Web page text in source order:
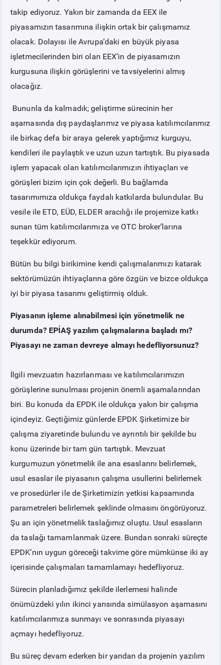
takip ediyoruz. Yakın bir zamanda da EEX ile
piyasamızın tasarımına ilişkin ortak bir çalışmamız
olacak. Dolayısı ile Avrupa’daki en büyük piyasa
işletmecilerinden biri olan EEX’in de piyasamızın
kurgusuna ilişkin görüşlerini ve tavsiyelerini almış
olacağız.
Bununla da kalmadık; geliştirme sürecinin her
aşamasında dış paydaşlarımız ve piyasa katılımcılarımız
ile birkaç defa bir araya gelerek yaptığımız kurguyu,
kendileri ile paylaştık ve uzun uzun tartıştık. Bu piyasada
işlem yapacak olan katılımcılarımızın ihtiyaçları ve
görüşleri bizim için çok değerli. Bu bağlamda
tasarımımıza oldukça faydalı katkılarda bulundular. Bu
vesile ile ETD, EÜD, ELDER aracılığı ile projemize katkı
sunan tüm katılımcılarımıza ve OTC broker’larına
teşekkür ediyorum.
Bütün bu bilgi birikimine kendi çalışmalarımızı katarak
sektörümüzün ihtiyaçlarına göre özgün ve bizce oldukça
iyi bir piyasa tasarımı geliştirmiş olduk.
Piyasanın işleme alınabilmesi için yönetmelik ne
durumda? EPİAŞ yazılım çalışmalarına başladı mı?
Piyasayı ne zaman devreye almayı hedefliyorsunuz?
İlgili mevzuatın hazırlanması ve katılımcılarımızın
görüşlerine sunulması projenin önemli aşamalarından
biri. Bu konuda da EPDK ile oldukça yakın bir çalışma
içindeyiz. Geçtiğimiz günlerde EPDK Şirketimize bir
çalışma ziyaretinde bulundu ve ayrıntılı bir şekilde bu
konu üzerinde bir tam gün tartıştık. Mevzuat
kurgumuzun yönetmelik ile ana esaslarını belirlemek,
usul esaslar ile piyasanın çalışma usullerini belirlemek
ve prosedürler ile de Şirketimizin yetkisi kapsamında
parametreleri belirlemek şeklinde olmasını öngörüyoruz.
Şu an için yönetmelik taslağımız oluştu. Usul esasların
da taslağı tamamlanmak üzere. Bundan sonraki süreçte
EPDK’nın uygun göreceği takvime göre mümkünse iki ay
içerisinde çalışmaları tamamlamayı hedefliyoruz.
Sürecin planladığımız şekilde ilerlemesi halinde
önümüzdeki yılın ikinci yarısında simülasyon aşamasını
katılımcılarımıza sunmayı ve sonrasında piyasayı
açmayı hedefliyoruz.
Bu süreç devam ederken bir yandan da projenin yazılım